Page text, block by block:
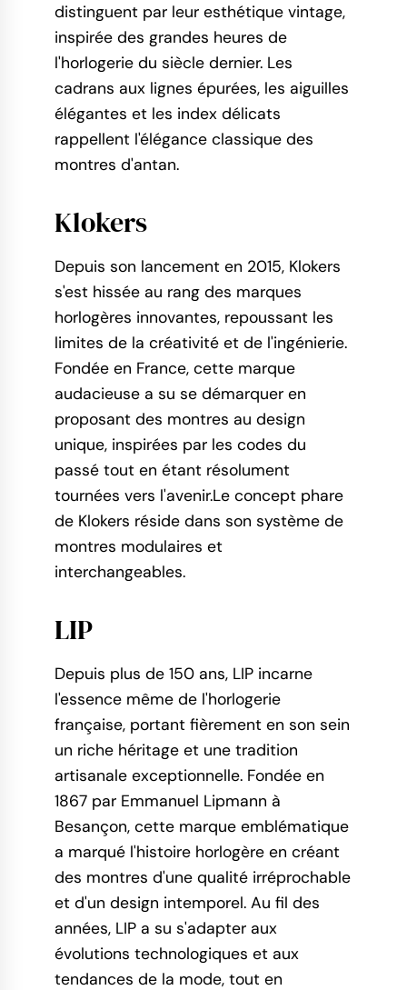
distinguent par leur esthétique vintage,
inspirée des grandes heures de
l'horlogerie du siècle dernier. Les
cadrans aux lignes épurées, les aiguilles
élégantes et les index délicats
rappellent l'élégance classique des
montres d'antan.
Klokers
Depuis son lancement en 2015, Klokers
s'est hissée au rang des marques
horlogères innovantes, repoussant les
limites de la créativité et de l'ingénierie.
Fondée en France, cette marque
audacieuse a su se démarquer en
proposant des montres au design
unique, inspirées par les codes du
passé tout en étant résolument
tournées vers l'avenir.Le concept phare
de Klokers réside dans son système de
montres modulaires et
interchangeables.
LIP
Depuis plus de 150 ans, LIP incarne
l'essence même de l'horlogerie
française, portant fièrement en son sein
un riche héritage et une tradition
artisanale exceptionnelle. Fondée en
1867 par Emmanuel Lipmann à
Besançon, cette marque emblématique
a marqué l'histoire horlogère en créant
des montres d'une qualité irréprochable
et d'un design intemporel. Au fil des
années, LIP a su s'adapter aux
évolutions technologiques et aux
tendances de la mode, tout en